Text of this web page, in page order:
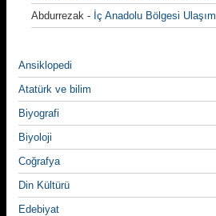
Abdurrezak - İç Anadolu Bölgesi Ulaşım
Ansiklopedi
Atatürk ve bilim
Biyografi
Biyoloji
Coğrafya
Din Kültürü
Edebiyat